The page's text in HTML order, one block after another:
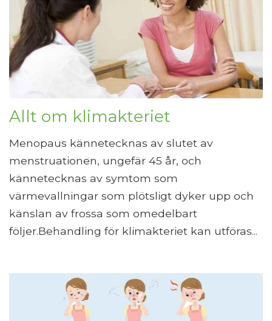
Allt om klimakteriet
Menopaus kännetecknas av slutet av
menstruationen, ungefär 45 år, och
kännetecknas av symtom som
värmevallningar som plötsligt dyker upp och
känslan av frossa som omedelbart
följer.Behandling för klimakteriet kan utföras...